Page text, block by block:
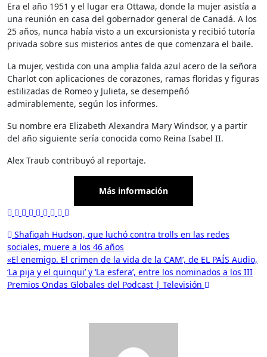
Era el año 1951 y el lugar era Ottawa, donde la mujer asistía a
una reunión en casa del gobernador general de Canadá. A los
25 años, nunca había visto a un excursionista y recibió tutoría
privada sobre sus misterios antes de que comenzara el baile.
La mujer, vestida con una amplia falda azul acero de la señora
Charlot con aplicaciones de corazones, ramas floridas y figuras
estilizadas de Romeo y Julieta, se desempeñó
admirablemente, según los informes.
Su nombre era Elizabeth Alexandra Mary Windsor, y a partir
del año siguiente sería conocida como Reina Isabel II.
Alex Traub contribuyó al reportaje.
Más información
Navegación
de
entradas
Shafiqah Hudson, que luchó contra trolls en las redes
sociales, muere a los 46 años
«El enemigo. El crimen de la vida de la CAM’, de EL PAÍS Audio,
‘La pija y el quinqui’ y ‘La esfera’, entre los nominados a los III
Premios Ondas Globales del Podcast | Televisión